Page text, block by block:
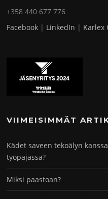
+358 440 677 776
Facebook | LinkedIn | Karlex
VIIMEISIMMÄT
Kädet saveen tekoälyn
työpajassa?
Miksi paastoan?